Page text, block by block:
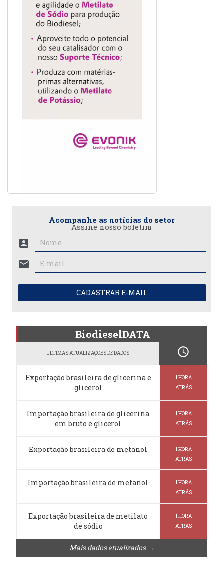
Acompanhe as notícias do setor
Assine nosso boletim
account_box
mail
CADASTRAR E-MAIL
BiodieselDATA
ÚLTIMAS ATUALIZAÇÕES DE DADOS schedule
Exportação brasileira de glicerina e
glicerol
1 HORA
ATRÁS
Importação brasileira de glicerina
em bruto e glicerol
1 HORA
ATRÁS
Exportação brasileira de metanol
1 HORA
ATRÁS
Importação brasileira de metanol
1 HORA
ATRÁS
Exportação brasileira de metilato
de sódio
1 HORA
ATRÁS
Mais dados atualizados →